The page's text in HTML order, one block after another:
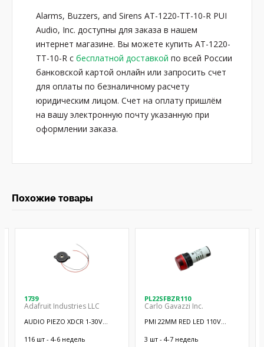
Alarms, Buzzers, and Sirens AT-1220-TT-10-R PUI
Audio, Inc. доступны для заказа в нашем
интернет магазине. Вы можете купить AT-1220-
TT-10-R с бесплатной доставкой по всей России
банковской картой онлайн или запросить счет
для оплаты по безналичному расчету
юридическим лицом. Счет на оплату пришлём
на вашу электронную почту указанную при
оформлении заказа.
Похожие товары
1739
Adafruit Industries LLC
AUDIO PIEZO XDCR 1-30V
116 шт - 4-6 недель
PL22SFBZR110
Carlo Gavazzi Inc.
PMI 22MM RED LED 110V
3 шт - 4-7 недель